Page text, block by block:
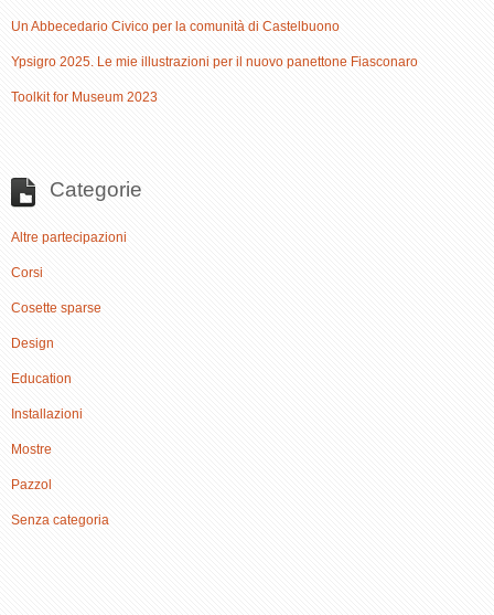
Un Abbecedario Civico per la comunità di Castelbuono
Ypsigro 2025. Le mie illustrazioni per il nuovo panettone Fiasconaro
Toolkit for Museum 2023
Categorie
Altre partecipazioni
Corsi
Cosette sparse
Design
Education
Installazioni
Mostre
Pazzol
Senza categoria